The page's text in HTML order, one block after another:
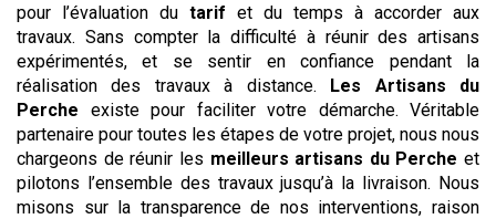
pour l’évaluation du tarif et du temps à accorder aux
travaux. Sans compter la difficulté à réunir des artisans
expérimentés, et se sentir en confiance pendant la
réalisation des travaux à distance. Les Artisans du
Perche existe pour faciliter votre démarche. Véritable
partenaire pour toutes les étapes de votre projet, nous nous
chargeons de réunir les meilleurs artisans du Perche et
pilotons l’ensemble des travaux jusqu’à la livraison. Nous
misons sur la transparence de nos interventions, raison